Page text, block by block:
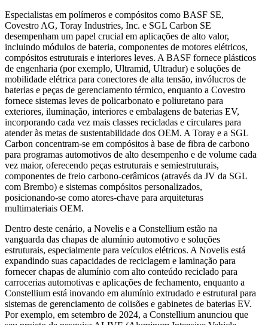
Especialistas em polímeros e compósitos como BASF SE,
Covestro AG, Toray Industries, Inc. e SGL Carbon SE
desempenham um papel crucial em aplicações de alto valor,
incluindo módulos de bateria, componentes de motores elétricos,
compósitos estruturais e interiores leves. A BASF fornece plásticos
de engenharia (por exemplo, Ultramid, Ultradur) e soluções de
mobilidade elétrica para conectores de alta tensão, invólucros de
baterias e peças de gerenciamento térmico, enquanto a Covestro
fornece sistemas leves de policarbonato e poliuretano para
exteriores, iluminação, interiores e embalagens de baterias EV,
incorporando cada vez mais classes recicladas e circulares para
atender às metas de sustentabilidade dos OEM. A Toray e a SGL
Carbon concentram-se em compósitos à base de fibra de carbono
para programas automotivos de alto desempenho e de volume cada
vez maior, oferecendo peças estruturais e semiestruturais,
componentes de freio carbono-cerâmicos (através da JV da SGL
com Brembo) e sistemas compósitos personalizados,
posicionando-se como atores-chave para arquiteturas
multimateriais OEM.
Dentro deste cenário, a Novelis e a Constellium estão na
vanguarda das chapas de alumínio automotivo e soluções
estruturais, especialmente para veículos elétricos. A Novelis está
expandindo suas capacidades de reciclagem e laminação para
fornecer chapas de alumínio com alto conteúdo reciclado para
carrocerias automotivas e aplicações de fechamento, enquanto a
Constellium está inovando em alumínio extrudado e estrutural para
sistemas de gerenciamento de colisões e gabinetes de baterias EV.
Por exemplo, em setembro de 2024, a Constellium anunciou que